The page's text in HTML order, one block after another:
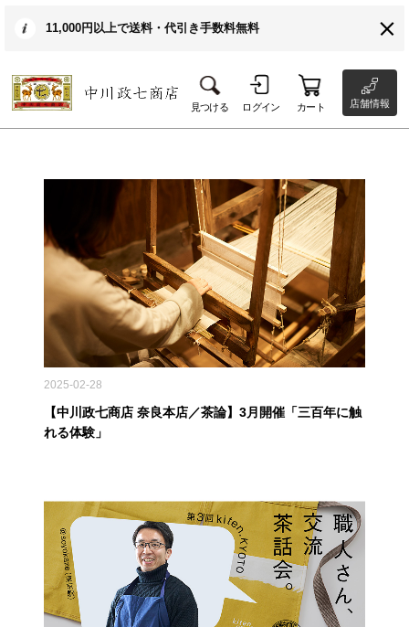
11,000円以上で送料・代引き手数料無料
見つける ログイン カート 店舗情報
2025-02-28
【中川政七商店 奈良本店／茶論】3月開催「三百年に触
れる体験」